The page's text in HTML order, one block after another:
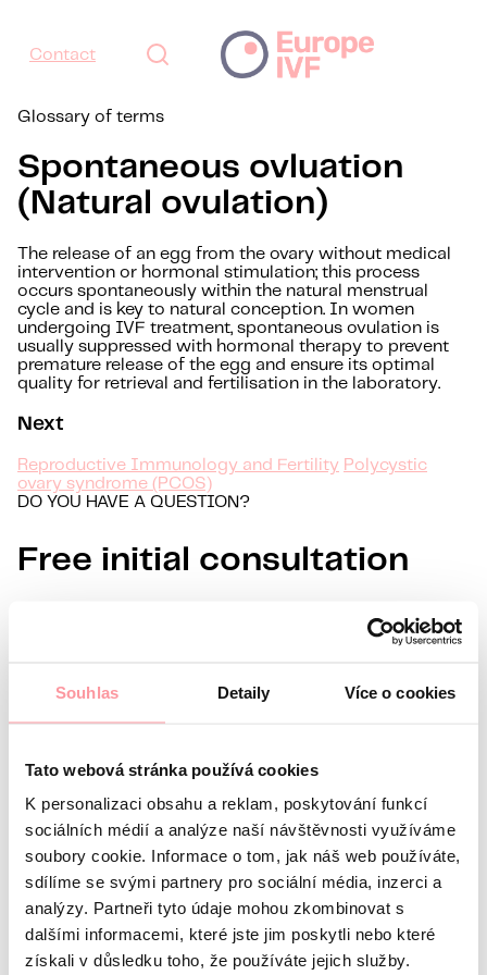
Souhlas Detaily Více o cookies
Tato webová stránka používá cookies
K personalizaci obsahu a reklam, poskytování funkcí
sociálních médií a analýze naší návštěvnosti využíváme
soubory cookie. Informace o tom, jak náš web používáte,
sdílíme se svými partnery pro sociální média, inzerci a
analýzy. Partneři tyto údaje mohou zkombinovat s
dalšími informacemi, které jste jim poskytli nebo které
získali v důsledku toho, že používáte jejich služby.
Contact
Glossary of terms
Spontaneous ovluation
(Natural ovulation)
The release of an egg from the ovary without medical
intervention or hormonal stimulation; this process
occurs spontaneously within the natural menstrual
cycle and is key to natural conception. In women
undergoing IVF treatment, spontaneous ovulation is
usually suppressed with hormonal therapy to prevent
premature release of the egg and ensure its optimal
quality for retrieval and fertilisation in the laboratory.
Next
Reproductive Immunology and Fertility Polycystic
ovary syndrome (PCOS)
DO YOU HAVE A QUESTION?
Free initial consultation
Interest in
What’s your question?
All communication is as discreet
as possible, don't be afraid to ask us anything